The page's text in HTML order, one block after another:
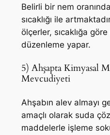
Belirli bir nem
sıcaklığı ile
ölçerler, sıcaklığa
düzenleme yapar.
5) Ahşapta Kimyasal
Mevcudiyeti
Ahşabın alev almayı
amaçlı olarak suda
maddelerle işleme